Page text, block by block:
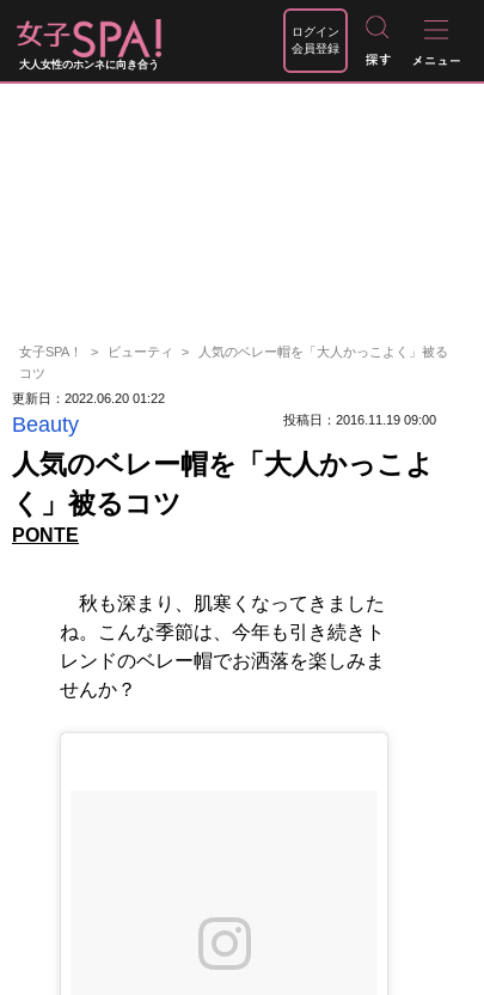
大人女性のホンネに向き合う
ログイン
会員登録
女子SPA！ ビューティ
人気のベレー帽を「大人かっこよく」被る
コツ
更新日：2022.06.20 01:22
Beauty 投稿日：2016.11.19 09:00
人気のベレー帽を「大人かっこよ
く」被るコツ
PONTE
秋も深まり、肌寒くなってきました
ね。こんな季節は、今年も引き続きト
レンドのベレー帽でお洒落を楽しみま
せんか？